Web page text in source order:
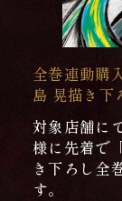
全巻連動購
島 晃描き下
対象店舗に
様に先着で
き下ろし全
す。